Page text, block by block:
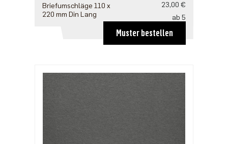
Briefumschläge 110 x
220 mm Din Lang
23,00 €
ab 5
18,40 €
Muster bestellen